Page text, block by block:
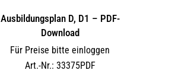
Ausbildungsplan D, D1 – PDF-
Download
Für Preise bitte einloggen
Art.-Nr.: 33375PDF